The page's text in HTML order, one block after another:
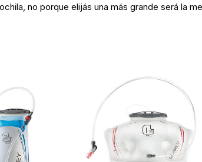
no porque elijás una más grande será la